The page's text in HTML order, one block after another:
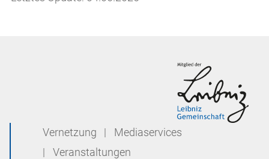
Vernetzung |
Mediaservices
|
Veranstaltungen